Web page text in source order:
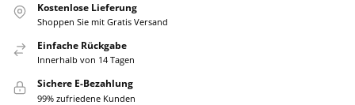
Kostenlose Lieferung
Shoppen Sie mit Gratis Versand
Einfache Rückgabe
Innerhalb von 14 Tagen
Sichere E-Bezahlung
99% zufriedene Kunden